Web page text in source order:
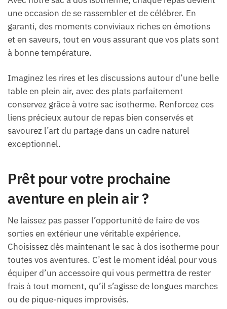
une occasion de se rassembler et de célébrer. En
garanti, des moments conviviaux riches en émotions
et en saveurs, tout en vous assurant que vos plats sont
à bonne température.
Imaginez les rires et les discussions autour d’une belle
table en plein air, avec des plats parfaitement
conservez grâce à votre sac isotherme. Renforcez ces
liens précieux autour de repas bien conservés et
savourez l’art du partage dans un cadre naturel
exceptionnel.
Prêt pour votre prochaine
aventure en plein air ?
Ne laissez pas passer l’opportunité de faire de vos
sorties en extérieur une véritable expérience.
Choisissez dès maintenant le sac à dos isotherme pour
toutes vos aventures. C’est le moment idéal pour vous
équiper d’un accessoire qui vous permettra de rester
frais à tout moment, qu’il s’agisse de longues marches
ou de pique-niques improvisés.